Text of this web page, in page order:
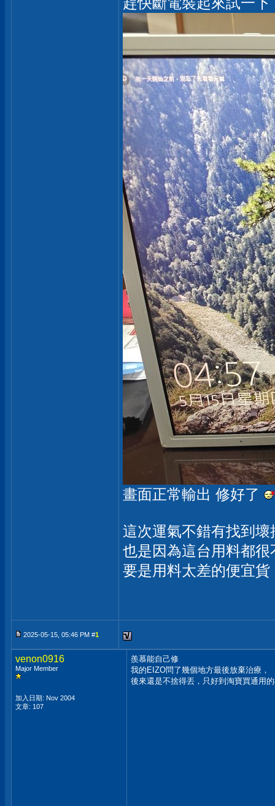
畫面正常輸出 修好了
這次運氣不錯有找到壞
也是因為這台用料都
要是用料太差的便宜
2025-05-15, 05:46 PM #1
venon0916
Major Member
加入日期: Nov 2004
文章: 107
羨慕能自己修
我的EIZO問了幾個地方最後放棄治療，
後來還是不捨得丟，只好到淘寶買通用